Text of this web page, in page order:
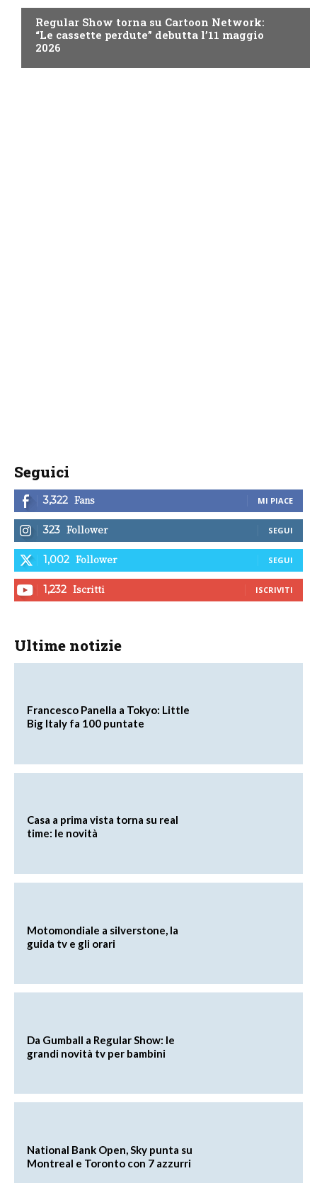
Regular Show torna su Cartoon Network:
“Le cassette perdute” debutta l’11 maggio
2026
Seguici
3,322 Fans MI PIACE
323 Follower SEGUI
1,002 Follower SEGUI
1,232 Iscritti ISCRIVITI
Ultime notizie
Francesco Panella a Tokyo: Little
Big Italy fa 100 puntate
Casa a prima vista torna su real
time: le novità
Motomondiale a silverstone, la
guida tv e gli orari
Da Gumball a Regular Show: le
grandi novità tv per bambini
National Bank Open, Sky punta su
Montreal e Toronto con 7 azzurri